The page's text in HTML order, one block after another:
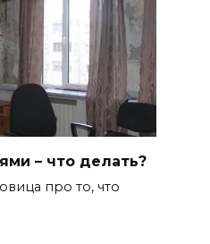
– что делать?
про то, что